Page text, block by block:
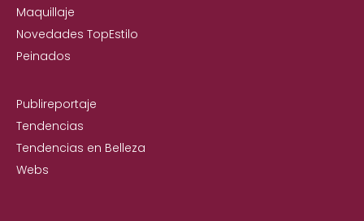
Maquillaje
Novedades TopEstilo
Peinados
Publireportaje
Tendencias
Tendencias en Belleza
Webs